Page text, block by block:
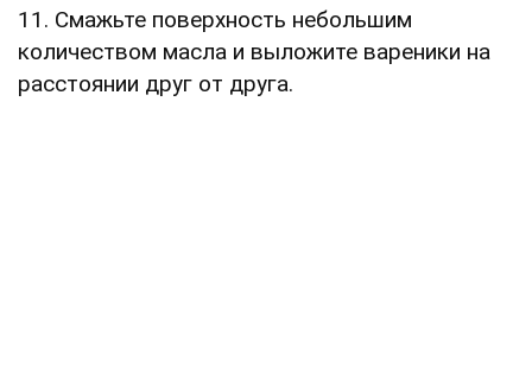
11. Смажьте поверхность небольшим
количеством масла и выложите вареники на
расстоянии друг от друга.